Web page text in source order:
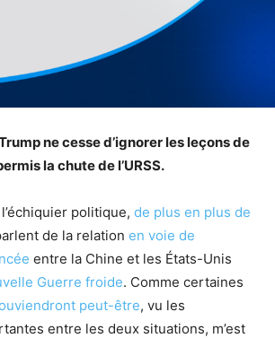
ne cesse d’ignorer les leçons de
la chute de l’URSS.
politique, de plus en plus de
de la relation en voie de
entre la Chine et les États-Unis
Guerre froide. Comme certaines
peut-être, vu les
entre les deux situations, m’est